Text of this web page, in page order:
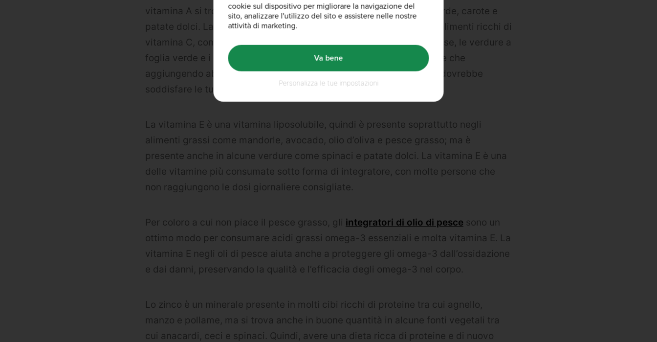
vitamina A si trova in grandi quantità nel fegato, verdure a foglia verde, carote e
patate dolci. La maggior parte delle persone è a conoscenza degli alimenti ricchi di
vitamina C, come gli agrumi, ma non sanno che anche le bacche rosse, le verdure a
foglia verde e i broccoli ne contengono. Ciò significa semplicemente che
aggiungendo abbastanza frutta e verdura alla tua dieta quotidiana dovrebbe
soddisfare le tue esigenze di vitamina A e C.
La vitamina E è una vitamina liposolubile, quindi è presente soprattutto negli
alimenti grassi come mandorle, avocado, olio d’oliva e pesce grasso; ma è
presente anche in alcune verdure come spinaci e patate dolci. La vitamina E è una
delle vitamine più consumate sotto forma di integratore, con molte persone che
non raggiungono le dosi giornaliere consigliate.
Per coloro a cui non piace il pesce grasso, gli integratori di olio di pesce sono un
ottimo modo per consumare acidi grassi omega-3 essenziali e molta vitamina E. La
vitamina E negli oli di pesce aiuta anche a proteggere gli omega-3 dall’ossidazione
e dai danni, preservando la qualità e l’efficacia degli omega-3 nel corpo.
Lo zinco è un minerale presente in molti cibi ricchi di proteine ​​tra cui agnello,
manzo e pollame, ma si trova anche in buone quantità in alcune fonti vegetali tra
cui anacardi, ceci e spinaci. Quindi, avere una dieta ricca di proteine ​​e di nuovo
cookie sul dispositivo per migliorare la navigazione del
sito, analizzare l'utilizzo del sito e assistere nelle nostre
attività di marketing.
Personalizza le tue impostazioni
Va bene